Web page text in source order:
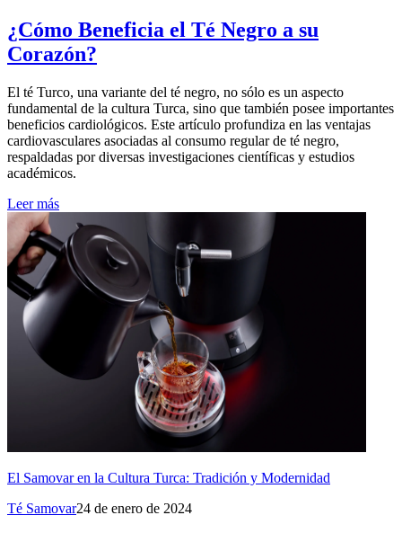
¿Cómo Beneficia el Té Negro a su
Corazón?
El té Turco, una variante del té negro, no sólo es un aspecto
fundamental de la cultura Turca, sino que también posee importantes
beneficios cardiológicos. Este artículo profundiza en las ventajas
cardiovasculares asociadas al consumo regular de té negro,
respaldadas por diversas investigaciones científicas y estudios
académicos.
Leer más
El Samovar en la Cultura Turca: Tradición y Modernidad
Té Samovar24 de enero de 2024